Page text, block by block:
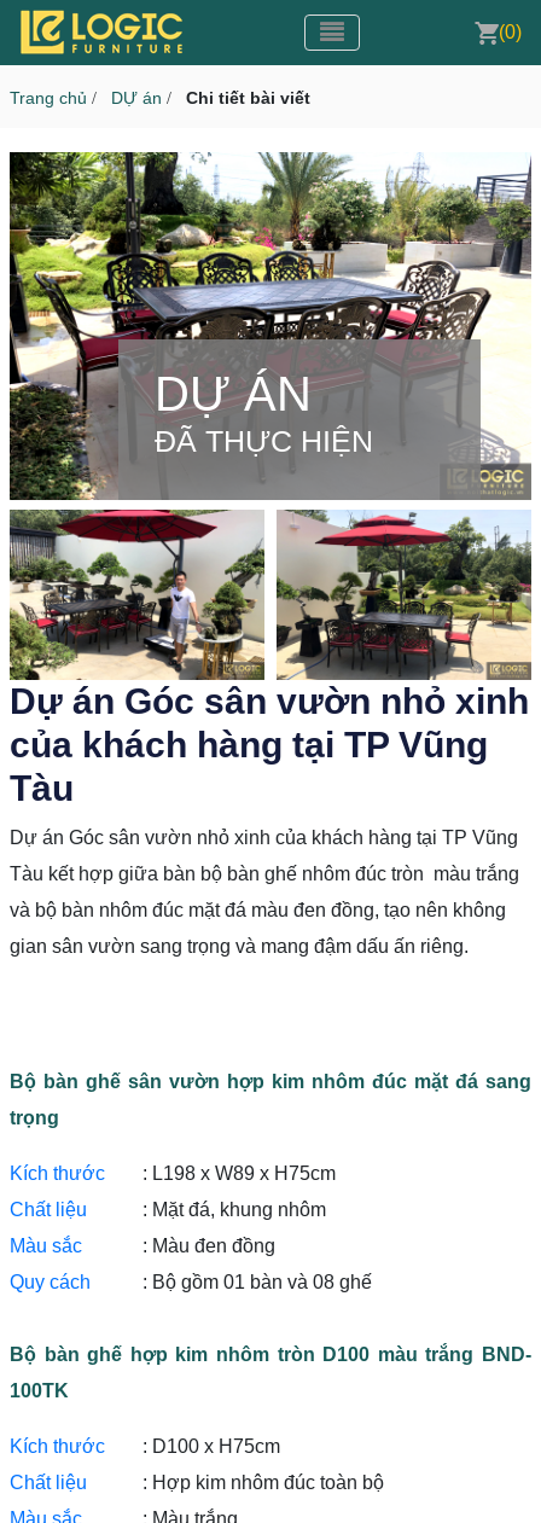
Toggle navigation
CMS v3.0 Toggle navigation(0)
Trang chủ / DỰ án / Chi tiết bài viết
DỰ ÁN
ĐÃ THỰC HIỆN
prev
next
Dự án Góc sân vườn nhỏ xinh
của khách hàng tại TP Vũng
Tàu
Dự án Góc sân vườn nhỏ xinh của khách hàng tại TP Vũng
Tàu kết hợp giữa bàn bộ bàn ghế nhôm đúc tròn màu trắng
và bộ bàn nhôm đúc mặt đá màu đen đồng, tạo nên không
gian sân vườn sang trọng và mang đậm dấu ấn riêng.
Bộ bàn ghế sân vườn hợp kim nhôm đúc mặt đá sang
trọng
Kích thước
: L198 x W89 x H75cm
Chất liệu
: Mặt đá, khung nhôm
Màu sắc
: Màu đen đồng
Quy cách
: Bộ gồm 01 bàn và 08 ghế
Bộ bàn ghế hợp kim nhôm tròn D100 màu trắng BND-
100TK
Kích thước
: D100 x H75cm
Chất liệu
: Hợp kim nhôm đúc toàn bộ
Màu sắc
: Màu trắng